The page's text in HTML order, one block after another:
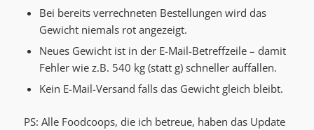
Bei bereits verrechneten Bestellungen wird das
Gewicht niemals rot angezeigt.
Neues Gewicht ist in der E-Mail-Betreffzeile – damit
Fehler wie z.B. 540 kg (statt g) schneller auffallen.
Kein E-Mail-Versand falls das Gewicht gleich bleibt.
PS: Alle Foodcoops, die ich betreue, haben das Update